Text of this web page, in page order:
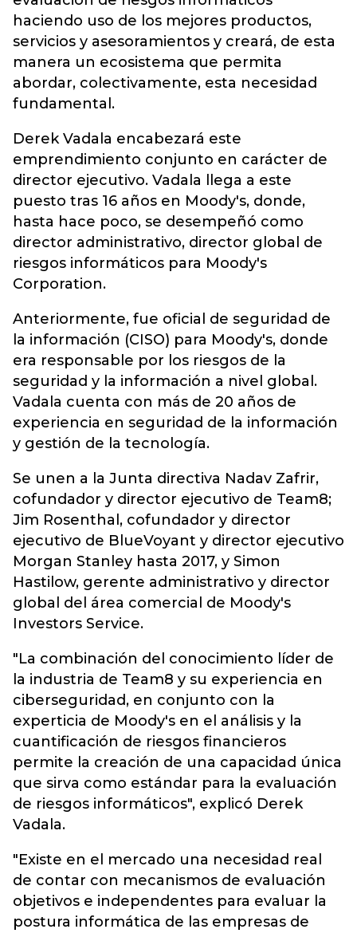
haciendo uso de los mejores productos,
servicios y asesoramientos y creará, de esta
manera un ecosistema que permita
abordar, colectivamente, esta necesidad
fundamental.
Derek Vadala encabezará este
emprendimiento conjunto en carácter de
director ejecutivo. Vadala llega a este
puesto tras 16 años en Moody's, donde,
hasta hace poco, se desempeñó como
director administrativo, director global de
riesgos informáticos para Moody's
Corporation.
Anteriormente, fue oficial de seguridad de
la información (CISO) para Moody's, donde
era responsable por los riesgos de la
seguridad y la información a nivel global.
Vadala cuenta con más de 20 años de
experiencia en seguridad de la información
y gestión de la tecnología.
Se unen a la Junta directiva Nadav Zafrir,
cofundador y director ejecutivo de Team8;
Jim Rosenthal, cofundador y director
ejecutivo de BlueVoyant y director ejecutivo
Morgan Stanley hasta 2017, y Simon
Hastilow, gerente administrativo y director
global del área comercial de Moody's
Investors Service.
"La combinación del conocimiento líder de
la industria de Team8 y su experiencia en
ciberseguridad, en conjunto con la
experticia de Moody's en el análisis y la
cuantificación de riesgos financieros
permite la creación de una capacidad única
que sirva como estándar para la evaluación
de riesgos informáticos", explicó Derek
Vadala.
"Existe en el mercado una necesidad real
de contar con mecanismos de evaluación
objetivos e independentes para evaluar la
postura informática de las empresas de